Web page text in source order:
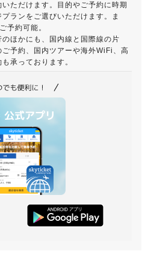
ただけます。目的やご予約に時期
ランをご選びいただけます。ま
予約可能。
ほかにも、国内線と国際線の片
予約、国内ツアーや海外WiFi、高
承っております。